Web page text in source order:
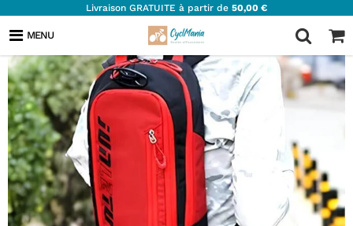
Livraison GRATUITE à partir de 50,00 €
MENU